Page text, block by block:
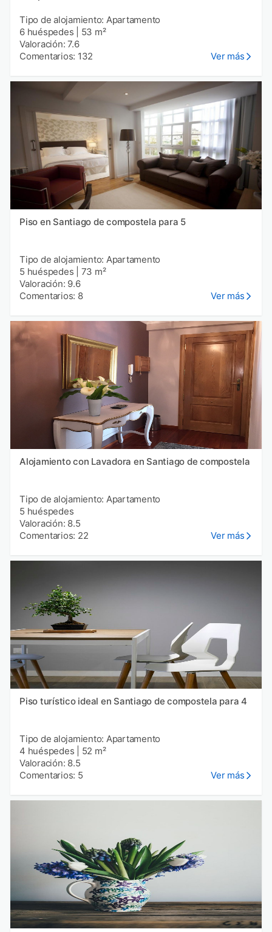
Tipo de alojamiento: Apartamento
6 huéspedes
53 m²
Valoración: 7.6
Comentarios: 132
Ver más
Piso en Santiago de compostela para 5
Tipo de alojamiento: Apartamento
5 huéspedes
73 m²
Valoración: 9.6
Comentarios: 8
Ver más
Alojamiento con Lavadora en Santiago de compostela
Tipo de alojamiento: Apartamento
5 huéspedes
Valoración: 8.5
Comentarios: 22
Ver más
Piso turístico ideal en Santiago de compostela para 4
Tipo de alojamiento: Apartamento
4 huéspedes
52 m²
Valoración: 8.5
Comentarios: 5
Ver más